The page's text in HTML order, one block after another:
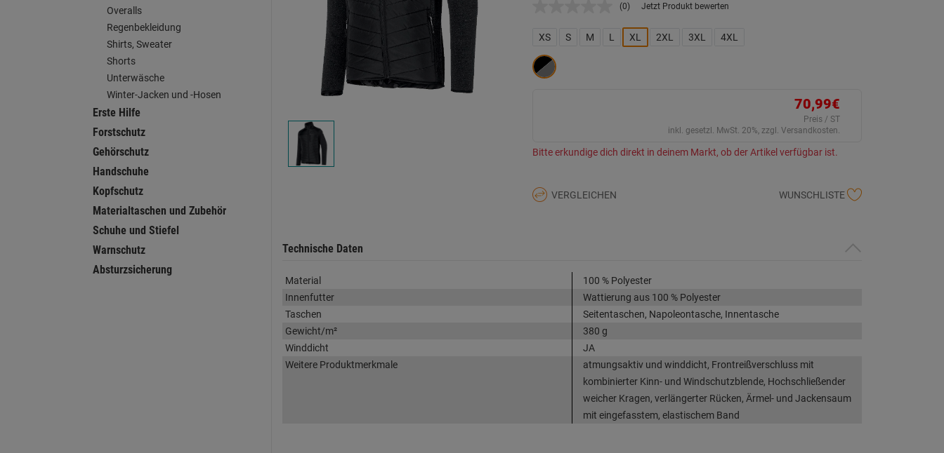
Overalls
Regenbekleidung
Shirts, Sweater
Shorts
Unterwäsche
Winter-Jacken und -Hosen
Erste Hilfe
Forstschutz
Gehörschutz
Handschuhe
Kopfschutz
Materialtaschen und Zubehör
Schuhe und Stiefel
Warnschutz
Absturzsicherung
Kein
Link
auf
(0) Jetzt Produkt bewerten
XS S M L XL 2XL 3XL 4XL
70,99€
Preis / ST
inkl. gesetzl. MwSt. 20%, zzgl. Versandkosten.
Bitte erkundige dich direkt in deinem Markt, ob der Artikel verfügbar ist.
VERGLEICHEN WUNSCHLISTE
Technische Daten
Material
100 % Polyester
Innenfutter
Wattierung aus 100 % Polyester
Taschen
Seitentaschen, Napoleontasche, Innentasche
Gewicht/m²
380 g
Winddicht
JA
Weitere Produktmerkmale
atmungsaktiv und winddicht, Frontreißverschluss mit
kombinierter Kinn- und Windschutzblende, Hochschließender
weicher Kragen, verlängerter Rücken, Ärmel- und Jackensaum
mit eingefasstem, elastischem Band